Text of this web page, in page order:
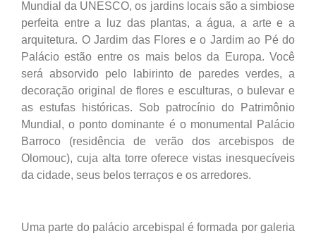
Mundial da UNESCO, os jardins locais são a simbiose
perfeita entre a luz das plantas, a água, a arte e a
arquitetura. O Jardim das Flores e o Jardim ao Pé do
Palácio estão entre os mais belos da Europa. Você
será absorvido pelo labirinto de paredes verdes, a
decoração original de flores e esculturas, o bulevar e
as estufas históricas. Sob patrocínio do Patrimônio
Mundial, o ponto dominante é o monumental Palácio
Barroco (residência de verão dos arcebispos de
Olomouc), cuja alta torre oferece vistas inesquecíveis
da cidade, seus belos terraços e os arredores.
Uma parte do palácio arcebispal é formada por galeria